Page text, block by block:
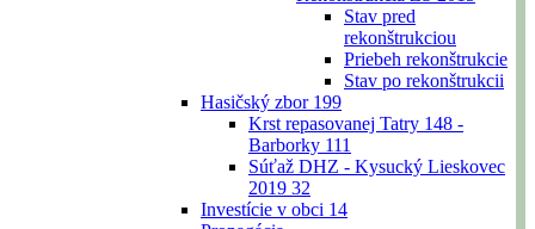
Stav pred
rekonštrukciou
Priebeh rekonštrukcie
Stav po rekonštrukcii
Hasičský zbor 199
Krst repasovanej Tatry 148 -
Barborky 111
Súťaž DHZ - Kysucký Lieskovec
2019 32
Investície v obci 14